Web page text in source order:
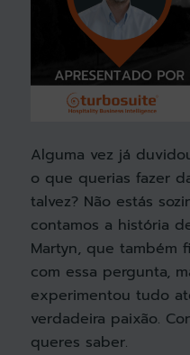
Alguma vez já
o que querias fazer
talvez? Não estás
contamos a história
Martyn, que também
com essa pergunta,
experimentou tudo
verdadeira paixão.
queres saber.